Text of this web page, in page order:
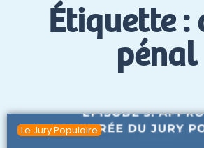
Étiquette :
pénal
Le Jury Populaire